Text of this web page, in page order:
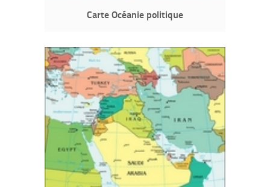
Carte Océanie politique